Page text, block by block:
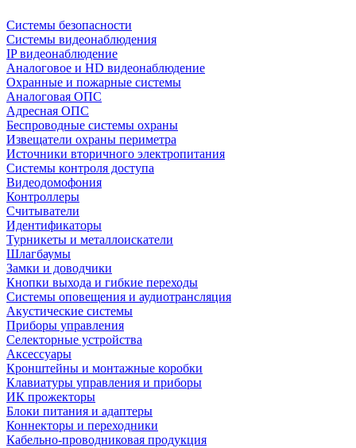
Системы безопасности
Системы видеонаблюдения
IP видеонаблюдение
Аналоговое и HD видеонаблюдение
Охранные и пожарные системы
Аналоговая ОПС
Адресная ОПС
Беспроводные системы охраны
Извещатели охраны периметра
Источники вторичного электропитания
Системы контроля доступа
Видеодомофония
Контроллеры
Считыватели
Идентификаторы
Турникеты и металлоискатели
Шлагбаумы
Замки и доводчики
Кнопки выхода и гибкие переходы
Системы оповещения и аудиотрансляция
Акустические системы
Приборы управления
Селекторные устройства
Аксессуары
Кронштейны и монтажные коробки
Клавиатуры управления и приборы
ИК прожекторы
Блоки питания и адаптеры
Коннекторы и переходники
Кабельно-проводниковая продукция